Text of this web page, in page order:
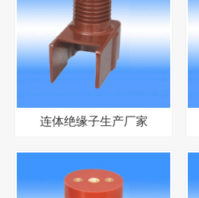
连体绝缘子生产厂家